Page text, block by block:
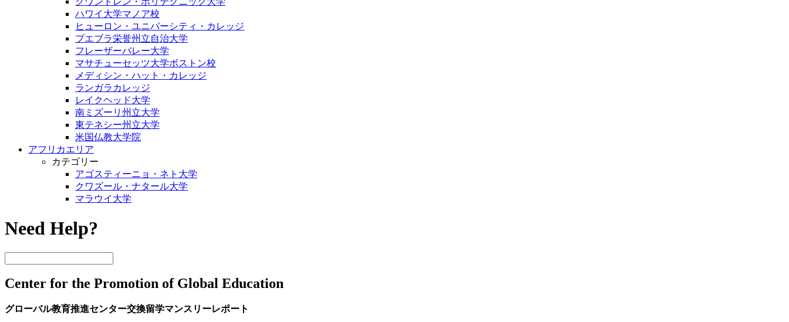
ハワイ大学マノア校
ヒューロン・ユニバーシティ・カレッジ
プエブラ栄誉州立自治大学
フレーザーバレー大学
マサチューセッツ大学ボストン校
メディシン・ハット・カレッジ
ランガラカレッジ
レイクヘッド大学
南ミズーリ州立大学
東テネシー州立大学
米国仏教大学院
アフリカエリア
カテゴリー
アゴスティーニョ・ネト大学
クワズール・ナタール大学
マラウイ大学
Need Help?
Center for the Promotion of Global Education
グローバル教育推進センター交換留学マンスリーレポート